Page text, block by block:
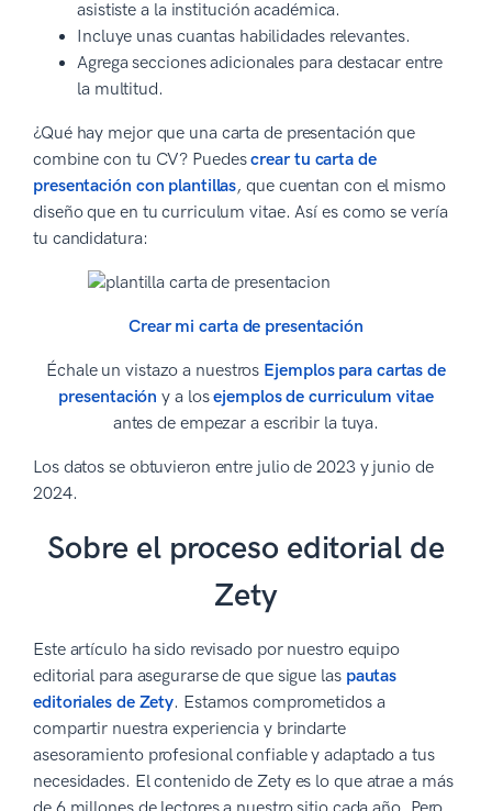
asististe a la institución académica.
Incluye unas cuantas habilidades relevantes.
Agrega secciones adicionales para destacar entre
la multitud.
¿Qué hay mejor que una carta de presentación que
combine con tu CV? Puedescrear tu carta de
presentación con plantillas, que cuentan con el mismo
diseño que en tu curriculum vitae. Así es como se vería
tu candidatura:
Crear mi carta de presentación
Échale un vistazo a nuestros Ejemplos para cartas de
presentación y a losejemplos de curriculum vitae
antes de empezar a escribir la tuya.
Los datos se obtuvieron entre julio de 2023 y junio de
2024.
Sobre el proceso editorial de
Zety
Este artículo ha sido revisado por nuestro equipo
editorial para asegurarse de que sigue las pautas
editoriales de Zety. Estamos comprometidos a
compartir nuestra experiencia y brindarte
asesoramiento profesional confiable y adaptado a tus
necesidades. El contenido de Zety es lo que atrae a más